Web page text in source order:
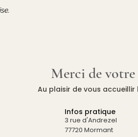
Merci de
Au plaisir de vous
Infos pratique
3 rue d'Andrezel
77720 Mormant